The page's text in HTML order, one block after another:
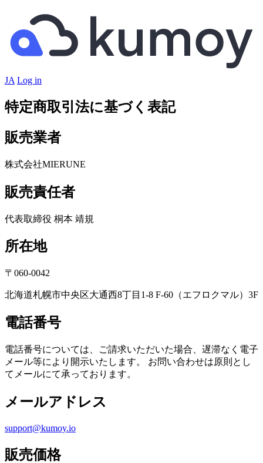
JA Log in
特定商取引法に基づく表記
販売業者
株式会社MIERUNE
販売責任者
代表取締役 桐本 靖規
所在地
〒060-0042
北海道札幌市中央区大通西8丁目1-8 F-60（エフロクマル）3F
電話番号
電話番号については、ご請求いただいた場合、遅滞なく電子
メール等により開示いたします。 お問い合わせは原則とし
てメールにて承っております。
メールアドレス
support@kumoy.io
販売価格